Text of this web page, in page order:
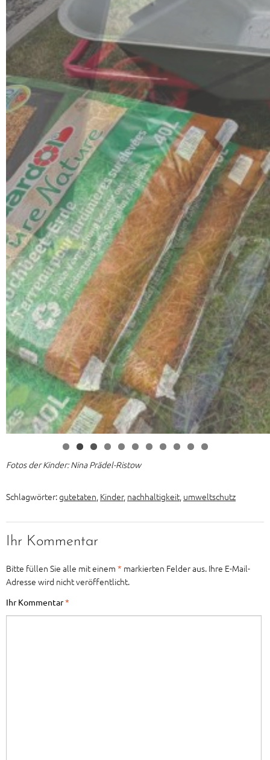
0 1
Fotos der Kinder: Nina Prädel-Ristow
Schlagwörter:gutetaten Kinder, nachhaltigkeit umweltschutz
Ihr Kommentar
Bitte füllen Sie alle mit einem * markierten Felder aus. Ihre E-Mail-
Adresse wird nicht veröffentlicht.
Ihr Kommentar*